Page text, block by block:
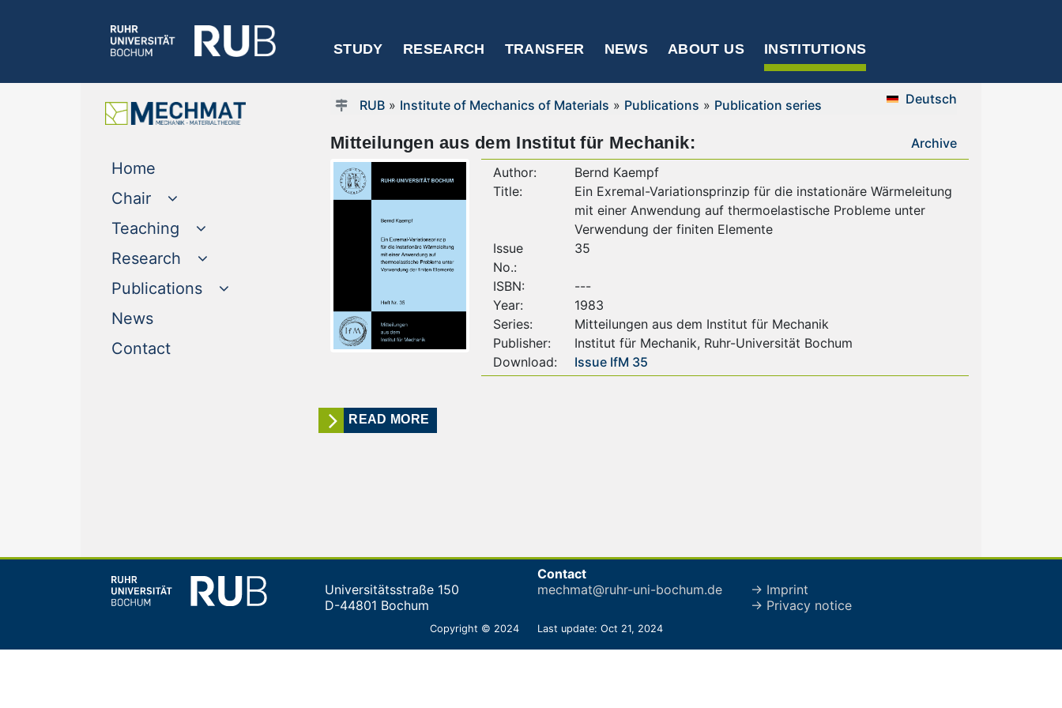
STUDY RESEARCH TRANSFER NEWS ABOUT US INSTITUTIONS
Home
Chair
Teaching
Research
Publications
News(current)
Contact(current)
RUB» Institute of Mechanics of Materials » Publications » Publication series Deutsch
Mitteilungen aus dem Institut für Mechanik:
Archive
Author:
Bernd Kaempf
Title:
Ein Exremal-Variationsprinzip für die instationäre Wärmeleitung
mit einer Anwendung auf thermoelastische Probleme unter
Verwendung der finiten Elemente
Issue
No.:
35
ISBN:
---
Year:
1983
Series:
Mitteilungen aus dem Institut für Mechanik
Publisher:
Institut für Mechanik, Ruhr-Universität Bochum
Download:
Issue IfM 35
READ MORE
Universitätsstraße 150
D-44801 Bochum
Contact
mechmat@ruhr-uni-bochum.de
→ Imprint
→ Privacy notice
Copyright © 2024 Last update: Oct 21, 2024